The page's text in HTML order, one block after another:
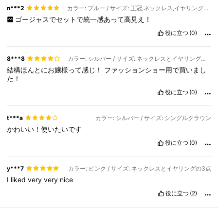
n***2 カラー: ブルー / サイズ: 王冠,ネックレス,イヤリングの4点
ゴージャスでセットで統一感あって高見え！
役に立つ (0)
8***8 カラー: シルバー / サイズ: ネックレスとイヤリングの3点
結構ほんとにお嬢様って感じ！ ファッションショー用で買いまし
た！
役に立つ (0)
t***a カラー: シルバー / サイズ: シングルクラウン
かわいい！使いたいです
役に立つ (0)
y***7 カラー: ピンク / サイズ: ネックレスとイヤリングの3点
I likedveryvery nice
役に立つ (2)